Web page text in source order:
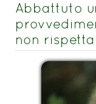
Abbattuto
non